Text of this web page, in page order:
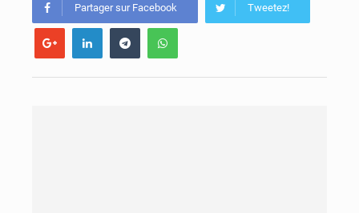
Partager sur Facebook Tweetez!